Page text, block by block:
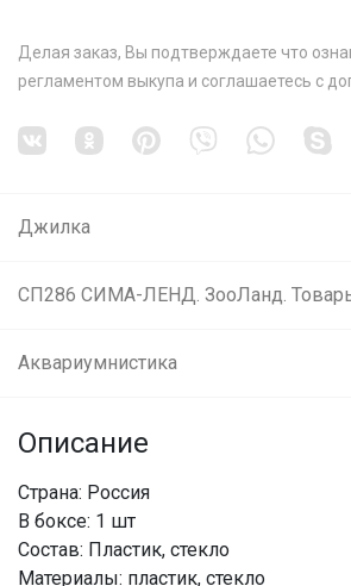
Делая заказ, Вы подтверждаете что
регламентом выкупа и соглашаетесь с
Джилка
Аквариумнистика
Описание
Страна: Россия
В боксе: 1 шт
Состав: Пластик, стекло
Материалы: пластик, стекло